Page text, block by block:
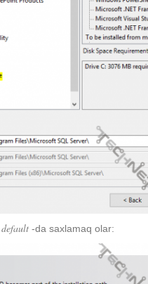
default -da saxlamaq olar: